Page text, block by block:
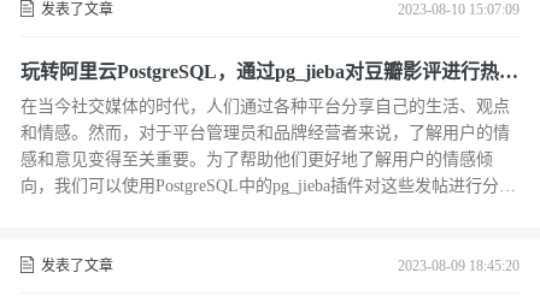
发表了文章 2023-08-10 15:07:09
玩转阿里云PostgreSQL，通过pg_jieba对豆瓣影评进行热评
分析
在当今社交媒体的时代，人们通过各种平台分享自己的生活、观点
和情感。然而，对于平台管理员和品牌经营者来说，了解用户的情
感和意见变得至关重要。为了帮助他们更好地了解用户的情感倾
向，我们可以使用PostgreSQL中的pg_jieba插件对这些发帖进行分词
果存储在数据库中。 本文通过针对kaggle数据集中的豆瓣影评的中
发表了文章 2023-08-09 18:45:20